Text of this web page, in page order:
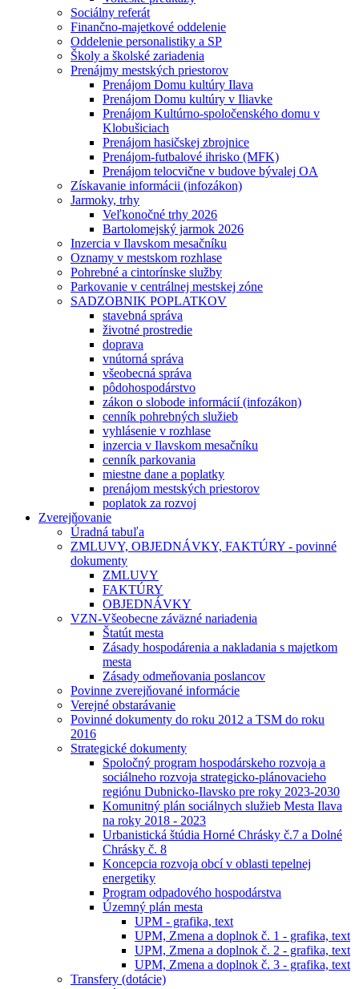
Sociálny referát
Finančno-majetkové oddelenie
Oddelenie personalistiky a SP
Školy a školské zariadenia
Prenájmy mestských priestorov
Prenájom Domu kultúry Ilava
Prenájom Domu kultúry v Iliavke
Prenájom Kultúrno-spoločenského domu v
Klobušiciach
Prenájom hasičskej zbrojnice
Prenájom-futbalové ihrisko (MFK)
Prenájom telocvične v budove bývalej OA
Získavanie informácii (infozákon)
Jarmoky, trhy
Veľkonočné trhy 2026
Bartolomejský jarmok 2026
Inzercia v Ilavskom mesačníku
Oznamy v mestskom rozhlase
Pohrebné a cintorínske služby
Parkovanie v centrálnej mestskej zóne
SADZOBNIK POPLATKOV
stavebná správa
životné prostredie
doprava
vnútorná správa
všeobecná správa
pôdohospodárstvo
zákon o slobode informácií (infozákon)
cenník pohrebných služieb
vyhlásenie v rozhlase
inzercia v Ilavskom mesačníku
cenník parkovania
miestne dane a poplatky
prenájom mestských priestorov
poplatok za rozvoj
Zverejňovanie
Úradná tabuľa
ZMLUVY, OBJEDNÁVKY, FAKTÚRY - povinné
dokumenty
ZMLUVY
FAKTÚRY
OBJEDNÁVKY
VZN-Všeobecne záväzné nariadenia
Štatút mesta
Zásady hospodárenia a nakladania s majetkom
mesta
Zásady odmeňovania poslancov
Povinne zverejňované informácie
Verejné obstarávanie
Povinné dokumenty do roku 2012 a TSM do roku
2016
Strategické dokumenty
Spoločný program hospodárskeho rozvoja a
sociálneho rozvoja strategicko-plánovacieho
regiónu Dubnicko-Ilavsko pre roky 2023-2030
Komunitný plán sociálnych služieb Mesta Ilava
na roky 2018 - 2023
Urbanistická štúdia Horné Chrásky č.7 a Dolné
Chrásky č. 8
Koncepcia rozvoja obcí v oblasti tepelnej
energetiky
Program odpadového hospodárstva
Územný plán mesta
UPM - grafika, text
UPM, Zmena a doplnok č. 1 - grafika, text
UPM, Zmena a doplnok č. 2 - grafika, text
UPM, Zmena a doplnok č. 3 - grafika, text
Transfery (dotácie)